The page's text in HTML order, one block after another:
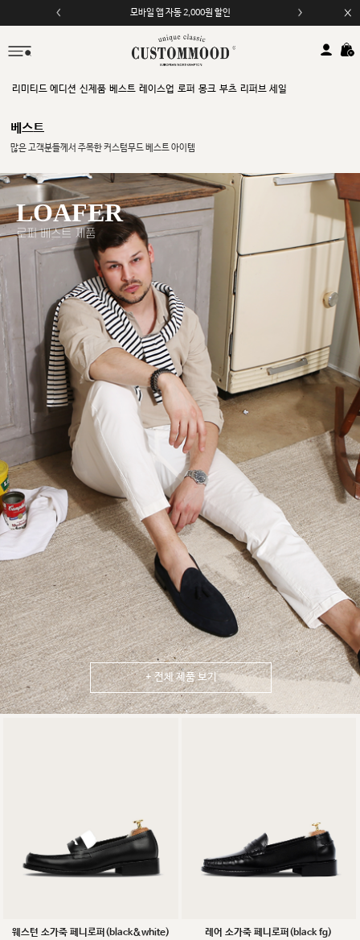
모바일 앱 자동 2,000원 할인
리미티드 에디션 신제품 베스트 레이스업 로퍼 몽크 부츠 리퍼브 세일
베스트
많은 고객분들께서 주목한 커스텀무드 베스트 아이템
LOAFER
로퍼 베스트 제품
+ 전체 제품 보기
웨스턴 소가죽 페니로퍼(black&white) 레어 소가죽 페니로퍼(black fg)